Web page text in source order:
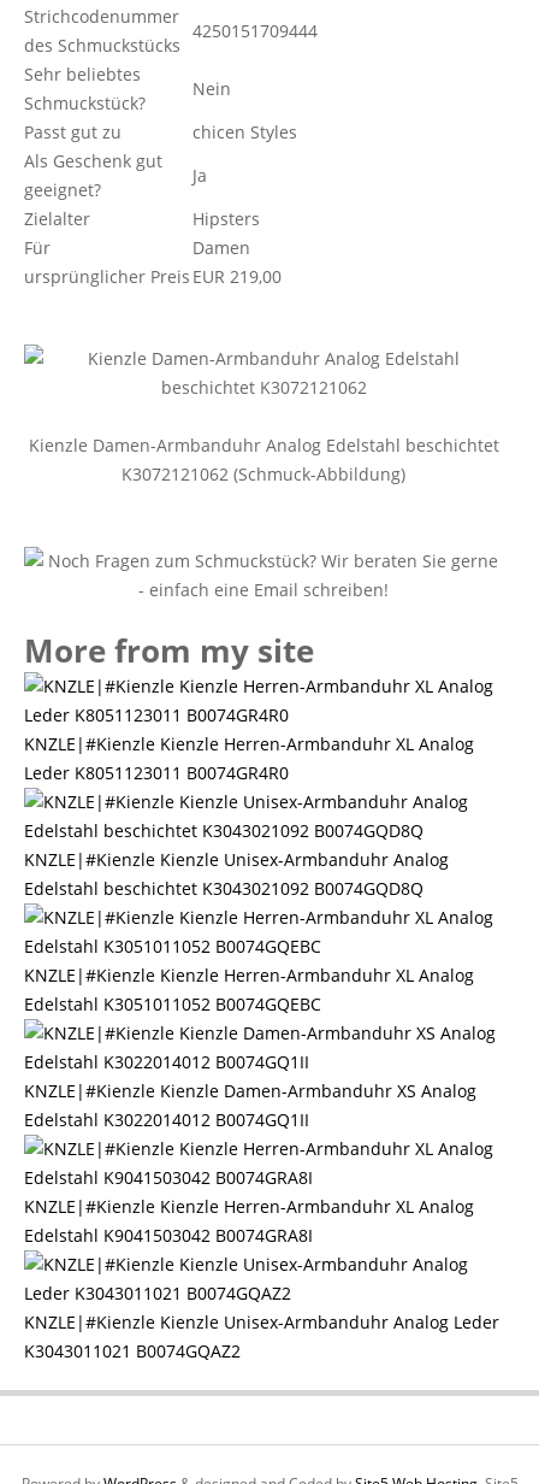
Strichcodenummer
des Schmuckstücks
4250151709444
Sehr beliebtes
Schmuckstück?
Nein
Passt gut zu
chicen Styles
Als Geschenk gut
geeignet?
Ja
Zielalter
Hipsters
Für
Damen
ursprünglicher Preis EUR 219,00
Kienzle Damen-Armbanduhr Analog Edelstahl beschichtet
K3072121062 (Schmuck-Abbildung)
More from my site
KNZLE|#Kienzle Kienzle Herren-Armbanduhr XL Analog
Leder K8051123011 B0074GR4R0
KNZLE|#Kienzle Kienzle Unisex-Armbanduhr Analog
Edelstahl beschichtet K3043021092 B0074GQD8Q
KNZLE|#Kienzle Kienzle Herren-Armbanduhr XL Analog
Edelstahl K3051011052 B0074GQEBC
KNZLE|#Kienzle Kienzle Damen-Armbanduhr XS Analog
Edelstahl K3022014012 B0074GQ1II
KNZLE|#Kienzle Kienzle Herren-Armbanduhr XL Analog
Edelstahl K9041503042 B0074GRA8I
KNZLE|#Kienzle Kienzle Unisex-Armbanduhr Analog Leder
K3043011021 B0074GQAZ2